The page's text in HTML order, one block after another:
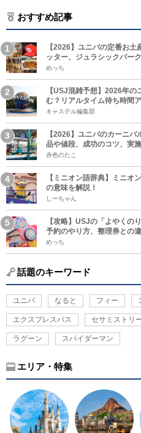
おすすめ記事
【2026】ユニバの定番お
ッター、ジュラシックパー
めっち
【USJ混雑予想】2026年
む？リアルタイム待ち時間
キャステル編集部
【2026】ユニバのカーニ
品や値段、成功のコツ、実
赤色のたこ
【ミニオン語辞典】ミニオ
の意味を解説！
しーちゃん
【攻略】USJの「よやくの
予約のやり方、整理券との
めっち
話題のキーワード
ユニバ なると フィー
エクスプレスパス セサミストリ
ラグーン スパイダーマン
エリア・特集